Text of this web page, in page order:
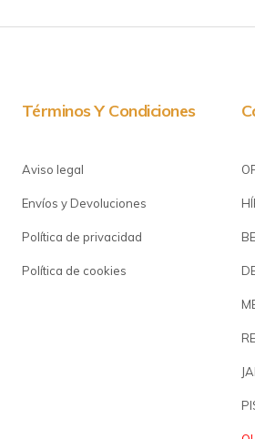
Términos Y Condiciones
Aviso legal
Envíos y Devoluciones
Política de privacidad
Política de cookies